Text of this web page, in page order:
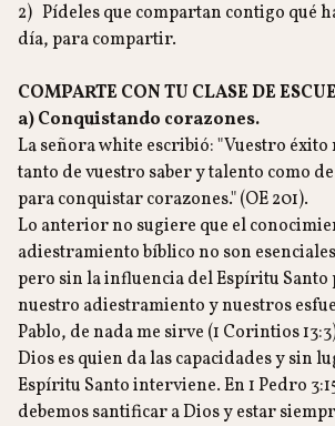
2) Pídeles que compartan contigo qué
día, para compartir.
COMPARTE CON TU CLASE DE
a) Conquistando corazones.
La señora white escribió: "Vuestro
tanto de vuestro saber y talento como
para conquistar corazones." (OE 201).
Lo anterior no sugiere que el
adiestramiento bíblico no son
pero sin la influencia del Espíritu Santo
nuestro adiestramiento y nuestros
Pablo, de nada me sirve (1 Corintios
Dios es quien da las capacidades y sin
Espíritu Santo interviene. En 1 Pedro
debemos santificar a Dios y estar